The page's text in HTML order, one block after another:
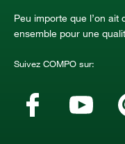
Peu importe que l’on
ensemble pour une
Suivez COMPO sur: